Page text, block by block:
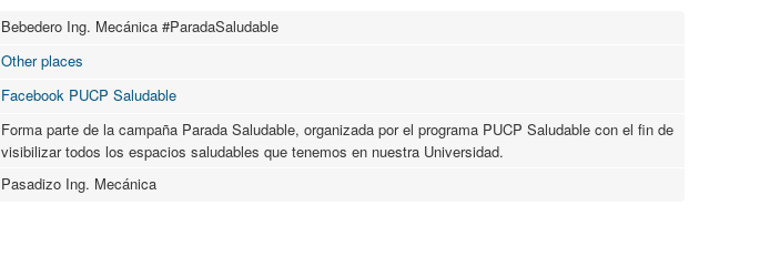
Bebedero Ing. Mecánica #ParadaSaludable
Other places
Facebook PUCP Saludable
Forma parte de la campaña Parada Saludable, organizada por el programa PUCP Saludable con el fin de
visibilizar todos los espacios saludables que tenemos en nuestra Universidad.
Pasadizo Ing. Mecánica